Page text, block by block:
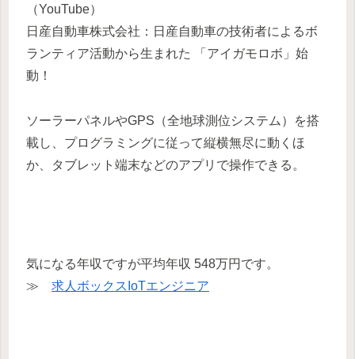
（YouTube）
日産自動車株式会社：日産自動車の技術者によるボ
ランティア活動から生まれた 「アイガモロボ」始
動！
ソーラーパネルやGPS（全地球測位システム）を搭
載し、プログラミングに従って縦横無尽に動くほ
か、タブレット端末などのアプリで操作できる。
気になる年収ですが平均年収 548万円です。
≫ 求人ボックスIoTエンジニア